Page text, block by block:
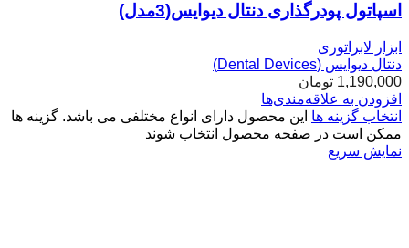
اسپاتول پودرگذاری دنتال دیوایس(3مدل)
ابزار لابراتوری
دنتال دیوایس (Dental Devices)
1,190,000 تومان
افزودن به علاقه‌مندی‌ها
انتخاب گزینه ها این محصول دارای انواع مختلفی می باشد. گزینه ها
ممکن است در صفحه محصول انتخاب شوند
نمایش سریع